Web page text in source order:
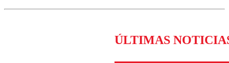
ÚLTIMAS